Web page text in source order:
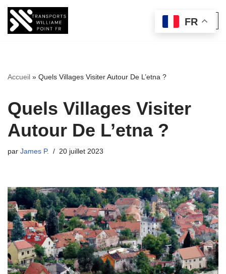
Aller
Accueil » Quels Villages Visiter Autour De L’etna ?
Quels Villages Visiter
Autour De L’etna ?
par James P. 20 juillet 2023
FR